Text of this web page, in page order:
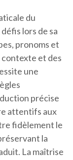
du
lors de sa
pronoms et
et des
une
précise
attentifs aux
fidèlement le
la
La maîtrise